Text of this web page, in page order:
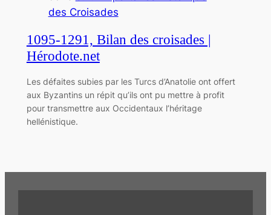
des Croisades
1095-1291, Bilan des croisades |
Hérodote.net
Les défaites subies par les Turcs d’Anatolie ont offert
aux Byzantins un répit qu’ils ont pu mettre à profit
pour transmettre aux Occidentaux l’héritage
hellénistique.